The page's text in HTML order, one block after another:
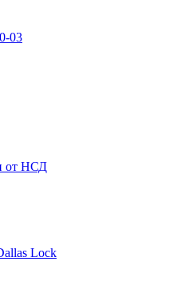
03
от НСД
Lock